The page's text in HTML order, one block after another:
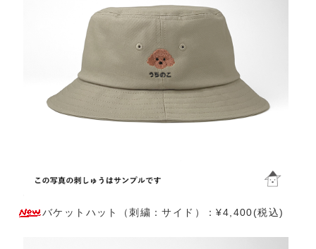
バケットハット（刺繍：サイド）：¥4,400(税込)